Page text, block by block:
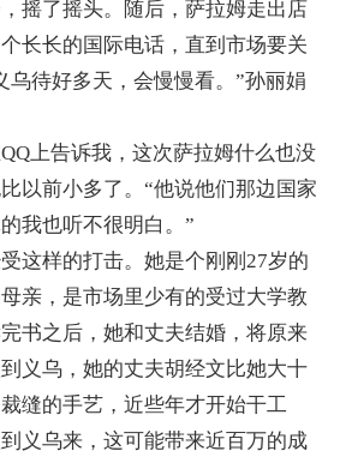
摇了摇头。随后，萨拉姆走出店
长长的国际电话，直到市场要关
乌待好多天，会慢慢看。”孙丽娟
上告诉我，这次萨拉姆什么也没
以前小多了。“他说他们那边国家
我也听不很明白。”
样的打击。她是个刚刚27岁的
亲，是市场里少有的受过大学教
书之后，她和丈夫结婚，将原来
义乌，她的丈夫胡经文比她大十
缝的手艺，近些年才开始干工
义乌来，这可能带来近百万的成